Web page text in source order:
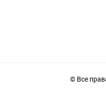
© Все